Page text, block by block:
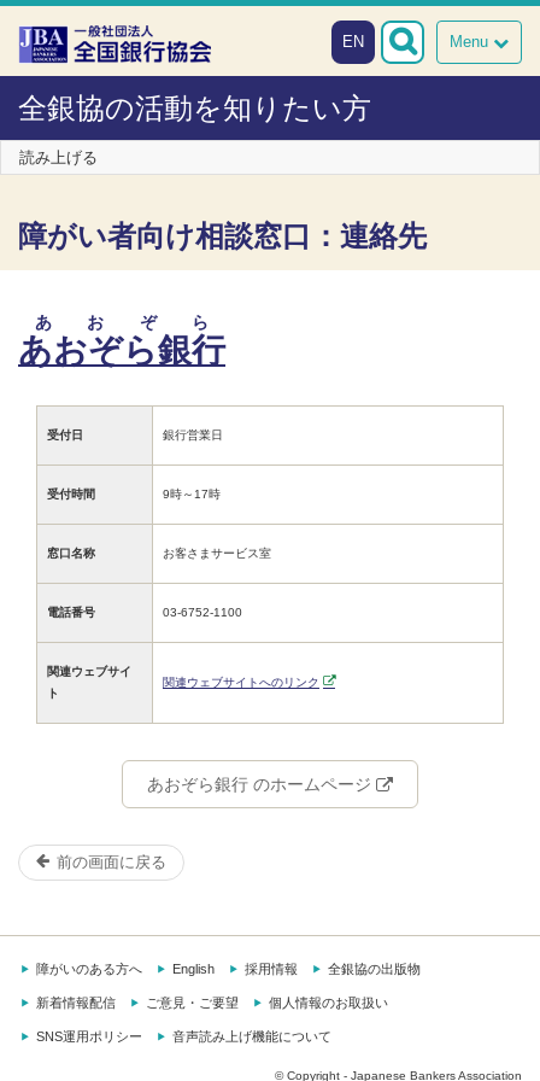
本文へスキップ
Menu
EN
全銀協の活動を知りたい方
読み上げる
障がい者向け相談窓口：連絡先
あおぞら銀行
あおぞら
受付日 銀行営業日
受付時間 9時～17時
窓口名称 お客さまサービス室
電話番号 03-6752-1100
関連ウェブサイ
ト
関連ウェブサイトへのリンク
あおぞら銀行 のホームページ
前の画面に戻る
障がいのある方へ English 採用情報 全銀協の出版物
新着情報配信 ご意見・ご要望 個人情報のお取扱い
SNS運用ポリシー 音声読み上げ機能について
© Copyright - Japanese Bankers Association